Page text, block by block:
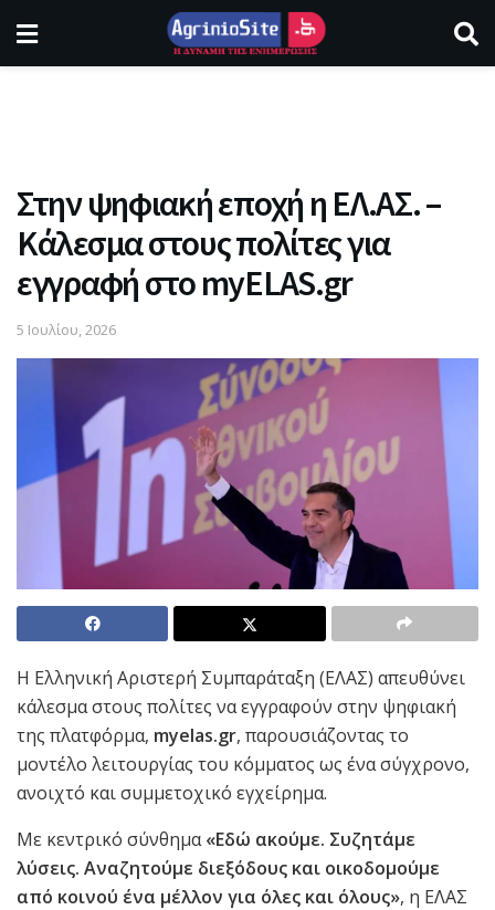
Στην ψηφιακή εποχή η ΕΛ.ΑΣ. –
Κάλεσμα στους πολίτες για
εγγραφή στο myELAS.gr
5 Ιουλίου, 2026
Η Ελληνική Αριστερή Συμπαράταξη (ΕΛΑΣ) απευθύνει
κάλεσμα στους πολίτες να εγγραφούν στην ψηφιακή
της πλατφόρμα, myelas.gr, παρουσιάζοντας το
μοντέλο λειτουργίας του κόμματος ως ένα σύγχρονο,
ανοιχτό και συμμετοχικό εγχείρημα.
Με κεντρικό σύνθημα«Εδώ ακούμε. Συζητάμε
λύσεις. Αναζητούμε διεξόδους και οικοδομούμε
από κοινού ένα μέλλον για όλες και όλους», η ΕΛΑΣ